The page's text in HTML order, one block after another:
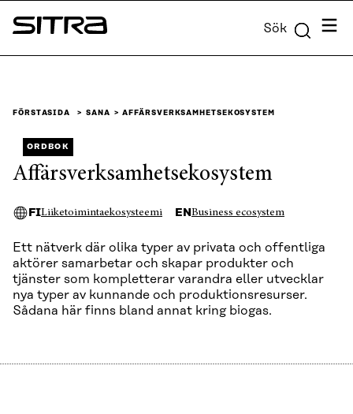
Skip to
content
Sitra Sök Meny
FÖRSTASIDA SANA AFFÄRSVERKSAMHETSEKOSYSTEM
ORDBOK
Affärsverksamhetsekosystem
FILiiketoimintaekosysteemi EN Business ecosystem
Ett nätverk där olika typer av privata och offentliga
aktörer samarbetar och skapar produkter och
tjänster som kompletterar varandra eller utvecklar
nya typer av kunnande och produktionsresurser.
Sådana här finns bland annat kring biogas.